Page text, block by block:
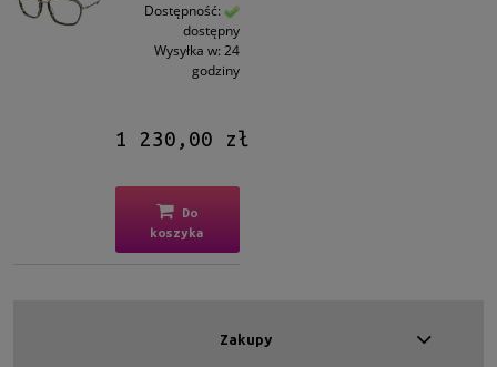
Dostępność:
dostępny
Wysyłka w: 24
godziny
1 230,00 zł
Do
koszyka
Zakupy